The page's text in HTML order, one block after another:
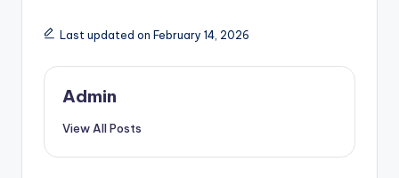
Last updated on February 14, 2026
Admin
View All Posts